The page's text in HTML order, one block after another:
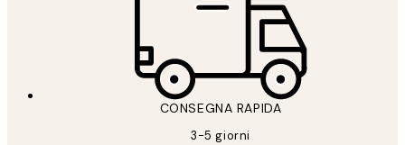
CONSEGNA RAPIDA
3-5 giorni